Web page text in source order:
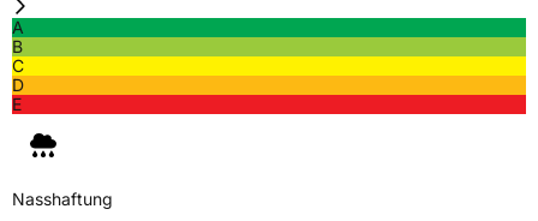
A
B
C
D
E
Nasshaftung